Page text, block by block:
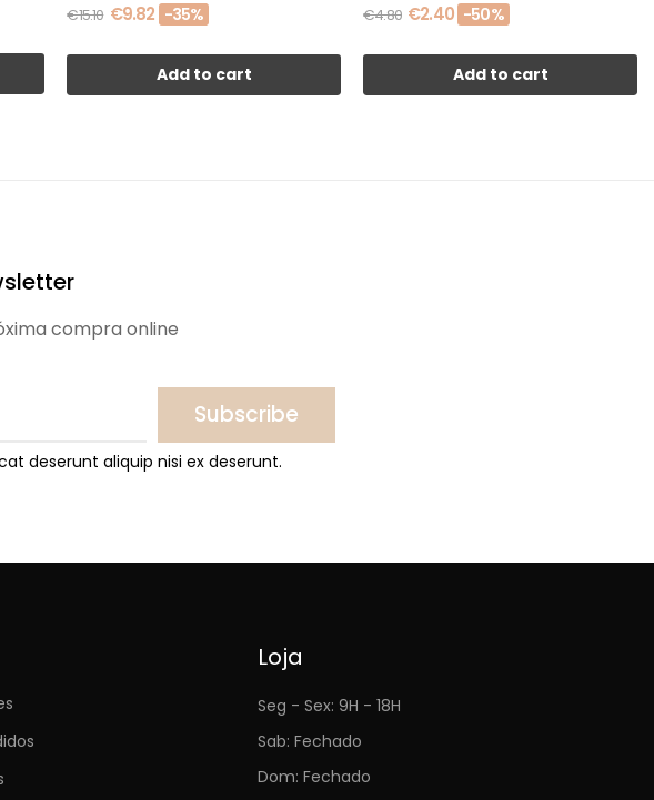
€15.10 €9.82 -35%
Add to cart
€4.80 €2.40 -50%
Add to cart
compra online
Subscribe
deserunt aliquip nisi ex deserunt.
Loja
Seg - Sex: 9H - 18H
Sab: Fechado
Dom: Fechado